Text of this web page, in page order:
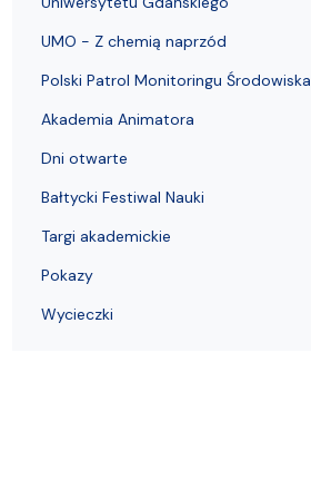
UMO - Z chemią naprzód
Polski Patrol Monitoringu Środowiska
Akademia Animatora
Dni otwarte
Bałtycki Festiwal Nauki
Targi akademickie
Pokazy
Wycieczki